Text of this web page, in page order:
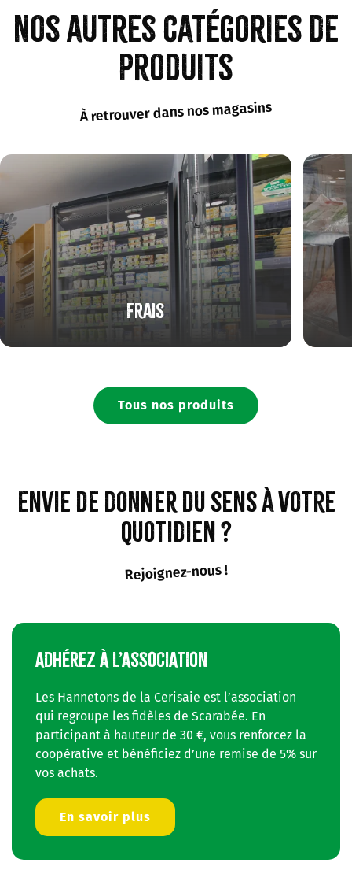
Nos autres catégories de
produits
À retrouver dans nos magasins
Frais
Tous nos produits
Envie de donner du sens à votre
quotidien ?
Rejoignez-nous !
ADHÉREZ À L’ASSOCIATION
Les Hannetons de la Cerisaie est l’association
qui regroupe les fidèles de Scarabée. En
participant à hauteur de 30 €, vous renforcez la
coopérative et bénéficiez d’une remise de 5% sur
vos achats.
En savoir plus